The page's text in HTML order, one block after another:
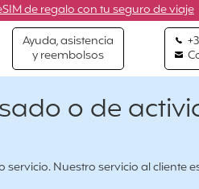
de regalo con tu seguro de viaje
Ayuda, asistencia
y reembolsos
o de
Nuestro servicio al cliente